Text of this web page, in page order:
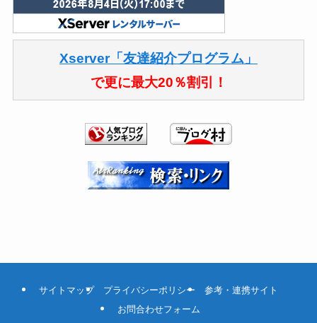
Xserver「友達紹介プログラム」
で更に最大20％割引！
サイトマップ プライバシーポリシー
参考・連携サイト
お問合わせフォーム